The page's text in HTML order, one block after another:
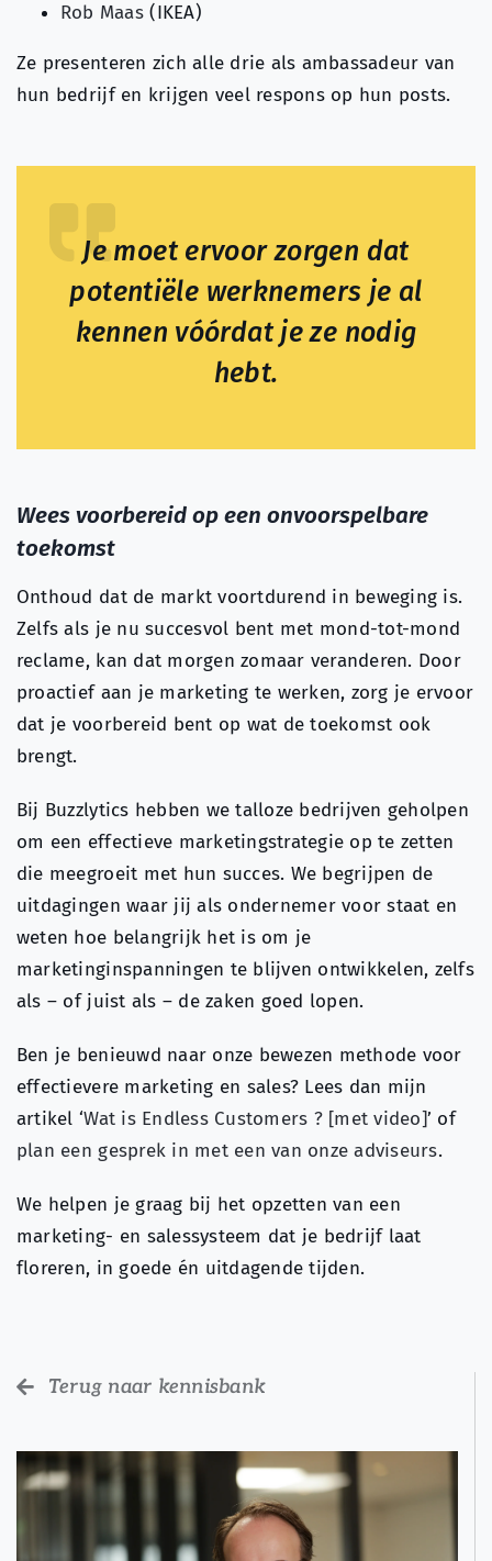
Terug naar kennisbank
Rob Maas (IKEA)
Ze presenteren zich alle drie als ambassadeur van
hun bedrijf en krijgen veel respons op hun posts.
Je moet ervoor zorgen dat
potentiële werknemers je al
kennen vóórdat je ze nodig
hebt.
Wees voorbereid op een onvoorspelbare
toekomst
Onthoud dat de markt voortdurend in beweging is.
Zelfs als je nu succesvol bent met mond-tot-mond
reclame, kan dat morgen zomaar veranderen. Door
proactief aan je marketing te werken, zorg je ervoor
dat je voorbereid bent op wat de toekomst ook
brengt.
Bij Buzzlytics hebben we talloze bedrijven geholpen
om een effectieve marketingstrategie op te zetten
die meegroeit met hun succes. We begrijpen de
uitdagingen waar jij als ondernemer voor staat en
weten hoe belangrijk het is om je
marketinginspanningen te blijven ontwikkelen, zelfs
als – of juist als – de zaken goed lopen.
Ben je benieuwd naar onze bewezen methode voor
effectievere marketing en sales? Lees dan mijn
artikel ‘Wat is Endless Customers ? [met video]’ of
plan een gesprek in met een van onze adviseurs.
We helpen je graag bij het opzetten van een
marketing- en salessysteem dat je bedrijf laat
floreren, in goede én uitdagende tijden.